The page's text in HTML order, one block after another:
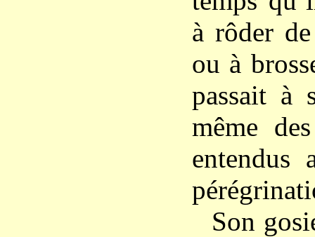
à rôder
ou à
passait à
même
entendus
Son